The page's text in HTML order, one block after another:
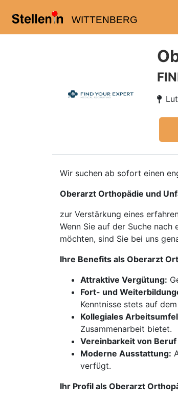
WITTENBERG
Wir suchen ab sofort einen
Oberarzt Orthopädie und
zur Verstärkung eines
Wenn Sie auf der Suche
möchten, sind Sie bei uns
Ihre Benefits als Oberarzt
Attraktive Vergütung:
Fort- und
Kenntnisse stets auf
Kollegiales
Zusammenarbeit bietet.
Vereinbarkeit von Beruf
Moderne Ausstattung:
verfügt.
Ihr Profil als Oberarzt